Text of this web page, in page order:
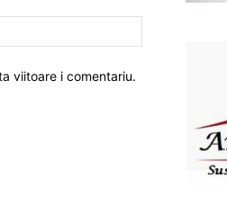
viitoare i comentariu.